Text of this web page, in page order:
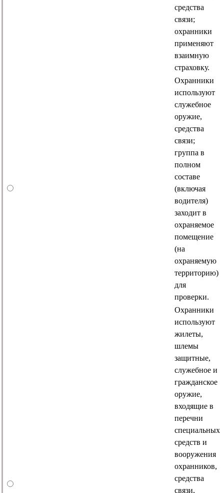
средства
связи;
охранники
применяют
взаимную
страховку.
Охранники
используют
служебное
оружие,
средства
связи;
группа в
полном
составе
(включая
водителя)
заходит в
охраняемое
помещение
(на
охраняемую
территорию)
для
проверки.
Охранники
используют
жилеты,
шлемы
защитные,
служебное и
гражданское
оружие,
входящие в
перечни
специальных
средств и
вооружения
охранников,
средства
связи,